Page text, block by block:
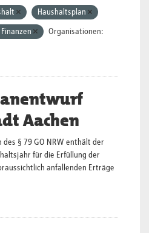
Haushaltsplan
Organisationen:
Aachen
§ 79 GO NRW enthält der
für die Erfüllung der
anfallenden Erträge